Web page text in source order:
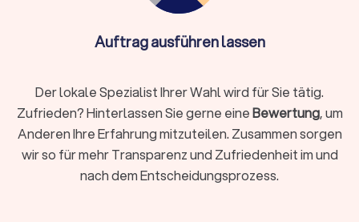
Nutzung sicherer Software wie DATEV
Unternehmen online. Die Qualifikation ist essentiell –
auch ein Online-Steuerberater muss von der
Auf Trustlocal finden Sie beide Varianten übersichtlich
dargestellt, sodass Sie selbst entscheiden können, was
besser zu Ihnen passt. Nutzen Sie unsere Filterfunktion, um
gezielt nach lokalen Beratern in Heusenstamm oder digitalen
Auftrag ausführen lassen
Der lokale Spezialist Ihrer Wahl wird für Sie tätig.
Zufrieden? Hinterlassen Sie gerne eineBewertung, um
Anderen Ihre Erfahrung mitzuteilen. Zusammen sorgen
wir so für mehr Transparenz und Zufriedenheit im und
nach dem Entscheidungsprozess.